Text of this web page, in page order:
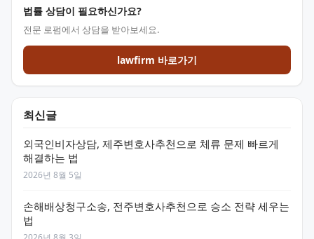
법률 상담이 필요하신가요?
전문 로펌에서 상담을 받아보세요.
lawfirm 바로가기
최신글
외국인비자상담, 제주변호사추천으로 체류 문제 빠르게
해결하는 법
2026년 8월 5일
손해배상청구소송, 전주변호사추천으로 승소 전략 세우는
법